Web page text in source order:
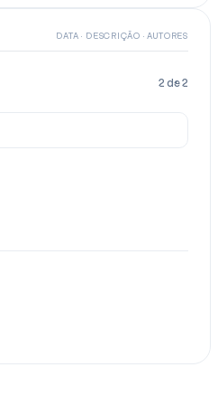
DATA · DESCRIÇÃO · AUTORES
2 de2